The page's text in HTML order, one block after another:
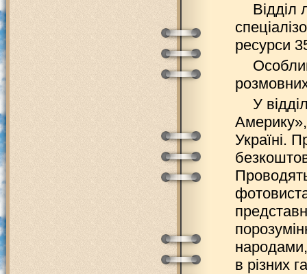
Відділ
ресурси
У
Україні.
в різних